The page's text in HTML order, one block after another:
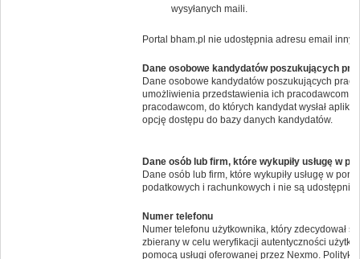
wysyłanych maili.
Portal bham.pl nie udostępnia adresu email
Dane osobowe kandydatów poszukujących
Dane osobowe kandydatów poszukujących
umożliwienia przedstawienia ich pracodawcom.
pracodawcom, do których kandydat wysłał
opcję dostępu do bazy danych kandydatów.
Dane osób lub firm, które wykupiły usługę w
Dane osób lub firm, które wykupiły usługę w
podatkowych i rachunkowych i nie są
Numer telefonu
Numer telefonu użytkownika, który zdecydował
zbierany w celu weryfikacji autentyczności
pomocą usługi oferowanej przez Nexmo.